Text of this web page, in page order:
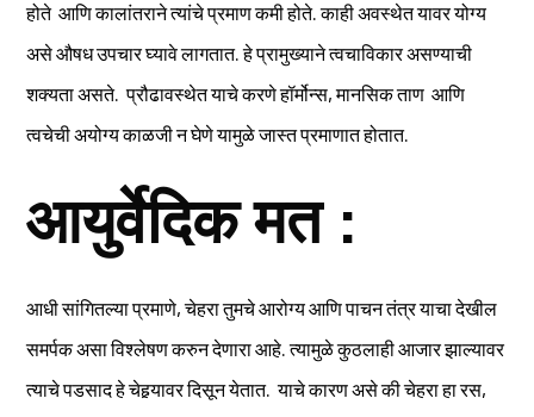
होते आणि कालांतराने त्यांचे प्रमाण कमी होते. काही अवस्थेत यावर योग्य
असे औषध उपचार घ्यावे लागतात. हे प्रामुख्याने त्वचाविकार असण्याची
शक्यता असते. प्रौढावस्थेत याचे करणे हॉर्मोन्स, मानसिक ताण आणि
त्वचेची अयोग्य काळजी न घेणे यामुळे जास्त प्रमाणात होतात.
आयुर्वेदिक मत :
आधी सांगितल्या प्रमाणे, चेहरा तुमचे आरोग्य आणि पाचन तंत्र याचा देखील
समर्पक असा विश्लेषण करुन देणारा आहे. त्यामुळे कुठलाही आजार झाल्यावर
त्याचे पडसाद हे चेहर्‍यावर दिसून येतात. याचे कारण असे की चेहरा हा रस,